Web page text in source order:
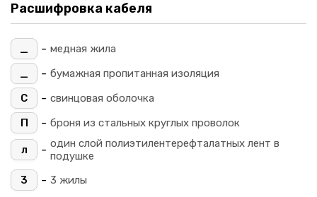
Расшифровка кабеля
_ - медная жила
_
- бумажная пропитанная изоляция
С
- свинцовая оболочка
П
- броня из стальных круглых проволок
л - один слой полиэтилентерефталатных лент в
подушке
3
- 3 жилы